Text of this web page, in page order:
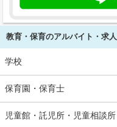
教育・保育のアルバイト・求
学校
保育園・保育士
児童館・託児所・児童相談所